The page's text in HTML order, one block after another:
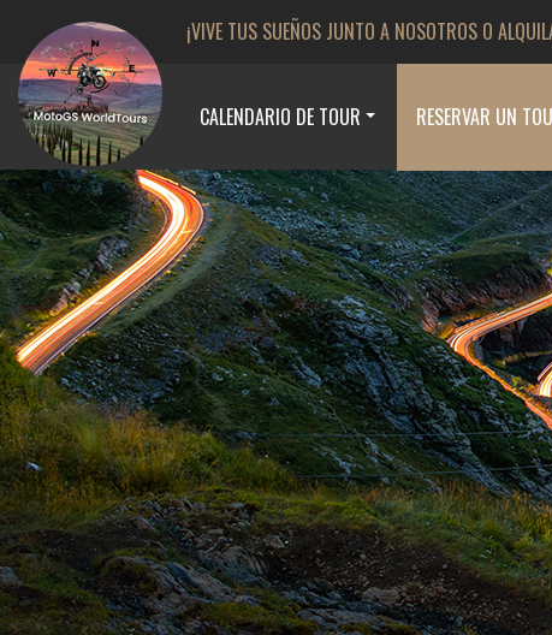
¡VIVE TUS SUEÑOS JUNTO A NOSOTROS O
CALENDARIO DE TOUR RESERVAR UN